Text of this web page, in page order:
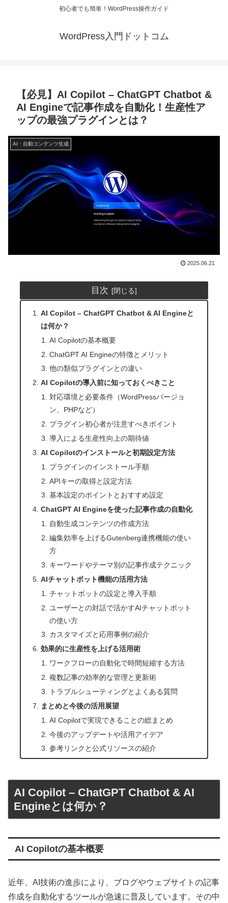
初心者でも簡単！WordPress操作ガイド
WordPress入門ドットコム
【必見】AI Copilot – ChatGPT Chatbot &
AI Engineで記事作成を自動化！生産性ア
ップの最強プラグインとは？
AI・自動コンテンツ生成
2025.06.21
目次
AI Copilot – ChatGPT Chatbot & AI Engineと
は何か？
AI Copilotの基本概要
ChatGPT AI Engineの特徴とメリット
他の類似プラグインとの違い
AI Copilotの導入前に知っておくべきこと
対応環境と必要条件（WordPressバージョ
ン、PHPなど）
プラグイン初心者が注意すべきポイント
導入による生産性向上の期待値
AI Copilotのインストールと初期設定方法
プラグインのインストール手順
APIキーの取得と設定方法
基本設定のポイントとおすすめ設定
ChatGPT AI Engineを使った記事作成の自動化
自動生成コンテンツの作成方法
編集効率を上げるGutenberg連携機能の使い
方
キーワードやテーマ別の記事作成テクニック
AIチャットボット機能の活用方法
チャットボットの設定と導入手順
ユーザーとの対話で活かすAIチャットボット
の使い方
カスタマイズと応用事例の紹介
効果的に生産性を上げる活用術
ワークフローの自動化で時間短縮する方法
複数記事の効率的な管理と更新術
トラブルシューティングとよくある質問
まとめと今後の活用展望
AI Copilotで実現できることの総まとめ
今後のアップデートや活用アイデア
参考リンクと公式リソースの紹介
AI Copilot – ChatGPT Chatbot & AI
Engineとは何か？
AI Copilotの基本概要
近年、AI技術の進歩により、ブログやウェブサイトの記事
作成を自動化するツールが急速に普及しています。その中